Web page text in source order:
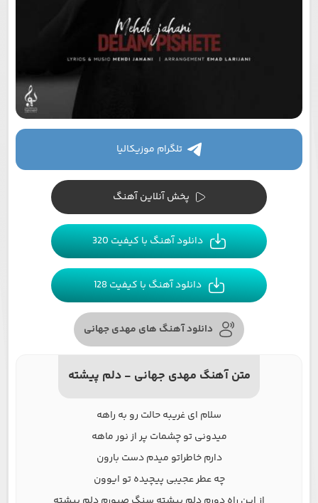
تلگرام موزیکالیا
پخش آنلاین آهنگ
دانلود آهنگ با کیفیت 320
دانلود آهنگ با کیفیت 128
دانلود آهنگ های مهدی جهانی
متن آهنگ مهدی جهانی - دلم پیشته
سلام ای غریبه حالت رو به راهه
میدونی تو چشمات پر از نور ماهه
دارم خاطراتو میدم دست بارون
چه عطر عجیبی پیچیده تو ایوون